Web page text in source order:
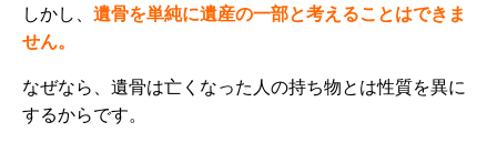
しかし、 遺骨を単純に遺産の一部と考えることはできま
せん。
なぜなら、遺骨は亡くなった人の持ち物とは性質を異に
するからです。